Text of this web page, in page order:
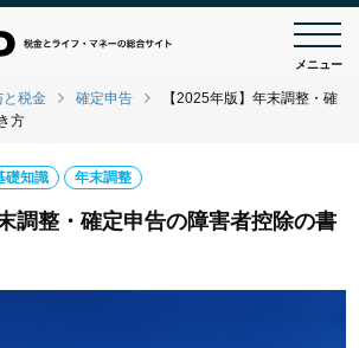
メニュー
と税金 確定申告
【2025年版】年末調整・確
方
礎知識 年末調整
調整・確定申告の障害者控除の書